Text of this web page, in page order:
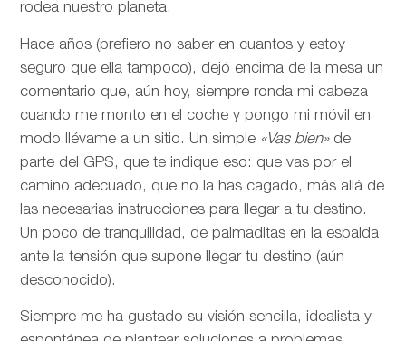
rodea nuestro planeta.
Hace años (prefiero no saber en cuantos y estoy
seguro que ella tampoco), dejó encima de la mesa un
comentario que, aún hoy, siempre ronda mi cabeza
cuando me monto en el coche y pongo mi móvil en
modo llévame a un sitio. Un simple «Vas bien»de
parte del GPS, que te indique eso: que vas por el
camino adecuado, que no la has cagado, más allá de
las necesarias instrucciones para llegar a tu destino.
Un poco de tranquilidad, de palmaditas en la espalda
ante la tensión que supone llegar tu destino (aún
desconocido).
Siempre me ha gustado su visión sencilla, idealista y